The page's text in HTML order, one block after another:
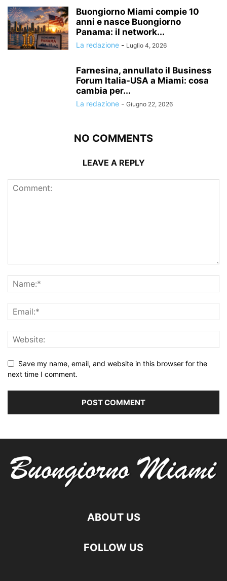
Buongiorno Miami compie 10
anni e nasce Buongiorno
Panama: il network...
La redazione - Luglio 4, 2026
Farnesina, annullato il Business
Forum Italia-USA a Miami: cosa
cambia per...
La redazione - Giugno 22, 2026
NO COMMENTS
LEAVE A REPLY
Save my name, email, and website in this browser for the
next time I comment.
ABOUT US
FOLLOW US